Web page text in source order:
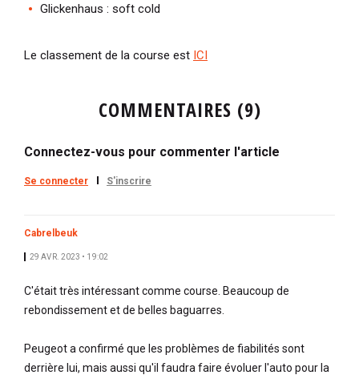
Glickenhaus : soft cold
Le classement de la course est ICI
COMMENTAIRES (9)
Connectez-vous pour commenter l'article
Se connecter S'inscrire
Cabrelbeuk
29 AVR. 2023 • 19:02
C'était très intéressant comme course. Beaucoup de
rebondissement et de belles baguarres.
Peugeot a confirmé que les problèmes de fiabilités sont
derrière lui, mais aussi qu'il faudra faire évoluer l'auto pour la